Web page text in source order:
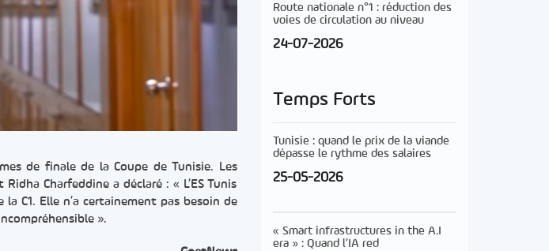
de finale de la Coupe de Tunisie. Les
Charfeddine a déclaré : « L’ES Tunis
C1. Elle n’a certainement pas besoin de
».
Route nationale n°1 : réduction des
voies de circulation au niveau
24-07-2026
Temps Forts
Tunisie : quand le prix de la viande
dépasse le rythme des salaires
25-05-2026
« Smart infrastructures in the A.I
era » : Quand l’IA red